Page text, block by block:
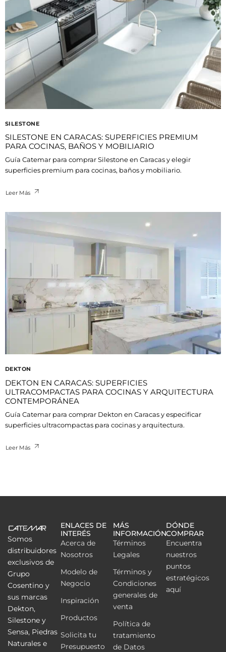
SILESTONE
SILESTONE EN CARACAS: SUPERFICIES PREMIUM
PARA COCINAS, BAÑOS Y MOBILIARIO
Guía Catemar para comprar Silestone en Caracas y elegir
superficies premium para cocinas, baños y mobiliario.
Leer Más
DEKTON
DEKTON EN CARACAS: SUPERFICIES
ULTRACOMPACTAS PARA COCINAS Y ARQUITECTURA
CONTEMPORÁNEA
Guía Catemar para comprar Dekton en Caracas y especificar
superficies ultracompactas para cocinas y arquitectura.
Leer Más
Somos
distribuidores
exclusivos de
Grupo
Cosentino y
sus marcas
Dekton,
Silestone y
Sensa, Piedras
Naturales e
ENLACES DE
INTERÉS
Acerca de
Nosotros
Modelo de
Negocio
Inspiración
Productos
Solicita tu
Presupuesto
MÁS
INFORMACIÓN
Términos
Legales
Términos y
Condiciones
generales de
venta
Política de
tratamiento
de Datos
DÓNDE
COMPRAR
Encuentra
nuestros
puntos
estratégicos
aquí